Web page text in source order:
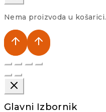
Nema proizvoda u košarici.
Glavni Izbornik